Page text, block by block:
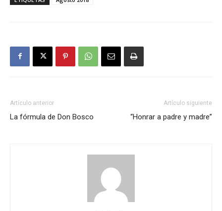
Artículo anterior
La fórmula de Don Bosco
Artículo siguiente
“Honrar a padre y madre”